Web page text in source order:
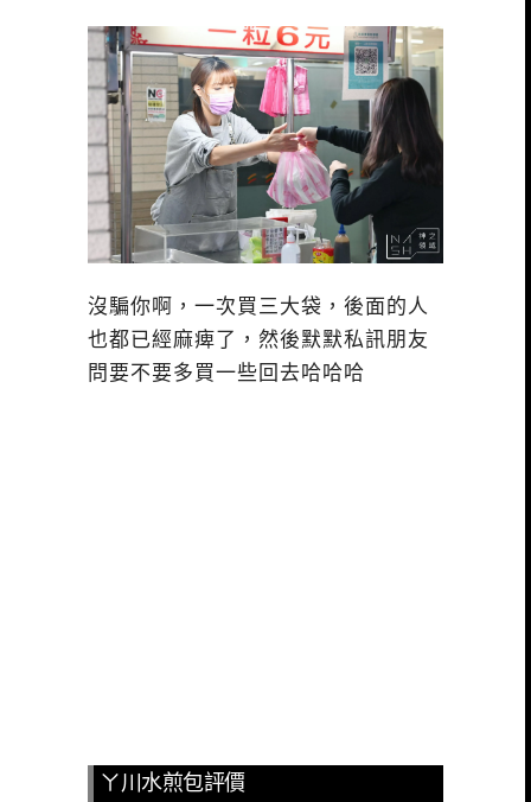
沒騙你啊，一次買三大袋，後面的人
也都已經麻痺了，然後默默私訊朋友
問要不要多買一些回去哈哈哈
ㄚ川水煎包評價